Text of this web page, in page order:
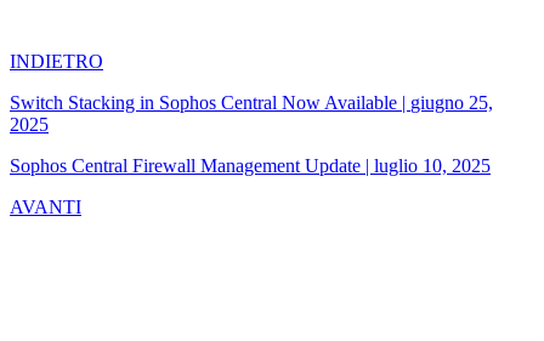
INDIETRO
Switch Stacking in Sophos Central Now Available | giugno 25,
2025
Sophos Central Firewall Management Update | luglio 10, 2025
AVANTI